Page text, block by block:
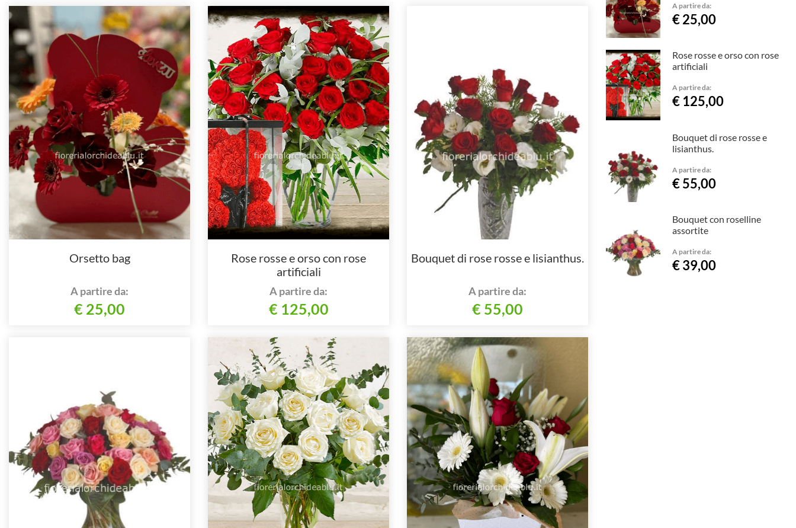
Orsetto bag
A partire da:
€ 25,00
Rose rosse e orso con rose
artificiali
A partire da:
€ 125,00
Bouquet di rose rosse e lisianthus.
A partire da:
€ 55,00
A partire da:
€ 25,00
Rose rosse e orso con rose
artificiali
A partire da:
€ 125,00
Bouquet di rose rosse e
lisianthus.
A partire da:
€ 55,00
Bouquet con roselline
assortite
A partire da:
€ 39,00